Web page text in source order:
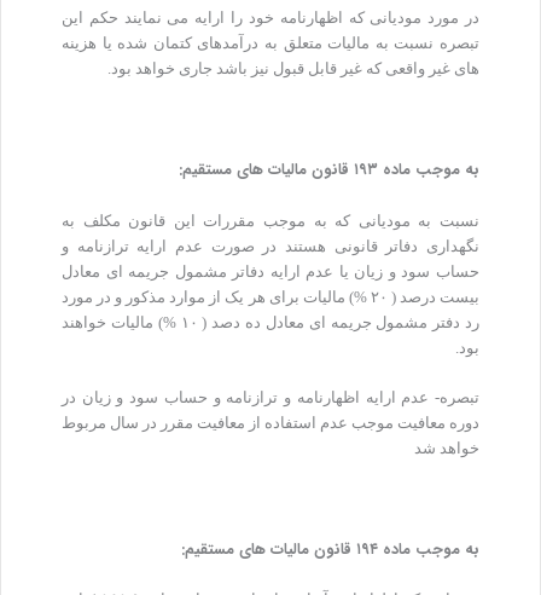
در مورد مودیانی که اظهارنامه خود را ارایه می نمایند حکم این
تبصره نسبت به مالیات متعلق به درآمدهای کتمان شده یا هزینه
های غیر واقعی که غیر قابل قبول نیز باشد جاری خواهد بود.
به موجب ماده ۱۹۳ قانون مالیات های مستقیم:
نسبت به مودیانی که به موجب مقررات این قانون مکلف به
نگهداری دفاتر قانونی هستند در صورت عدم ارایه ترازنامه و
حساب سود و زیان یا عدم ارایه دفاتر مشمول جریمه ای معادل
بیست درصد ( ۲۰ %) مالیات برای هر یک از موارد مذکور و در مورد
رد دفتر مشمول جریمه ای معادل ده دصد ( ۱۰ %) مالیات خواهند
بود.
تبصره- عدم ارایه اظهارنامه و ترازنامه و حساب سود و زیان در
دوره معافیت موجب عدم استفاده از معافیت مقرر در سال مربوط
خواهد شد
به موجب ماده ۱۹۴ قانون مالیات های مستقیم: